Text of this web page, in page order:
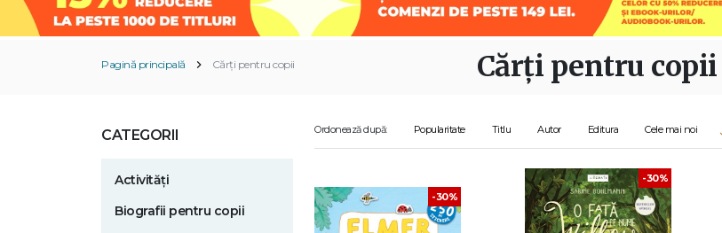
Pagină principală Cărți pentru copii Cărți pentru copii
CATEGORII
Activități
Biografii pentru copii
Ordonează după: Popularitate Titlu Autor Editura Cele mai noi
-30%
-30%